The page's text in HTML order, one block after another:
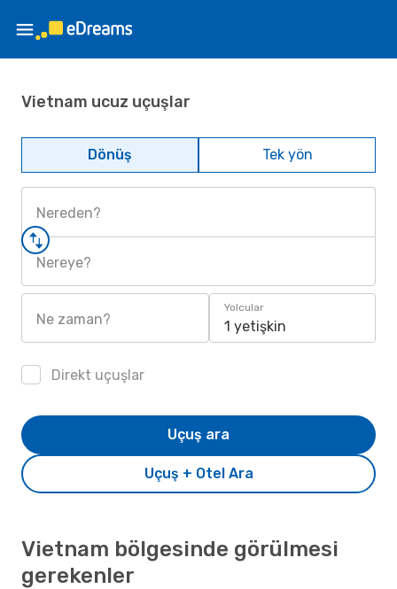
Vietnam ucuz uçuşlar
Dönüş Tek yön
Nereden?
Nereye?
Ne zaman?
Yolcular
1 yetişkin
Direkt uçuşlar
Uçuş + Otel Ara
Uçuş ara
Vietnam bölgesinde görülmesi
gerekenler